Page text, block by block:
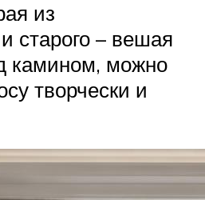
из
старого – вешая
камином, можно
творчески и